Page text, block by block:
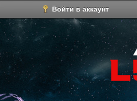
Войти в аккаунт